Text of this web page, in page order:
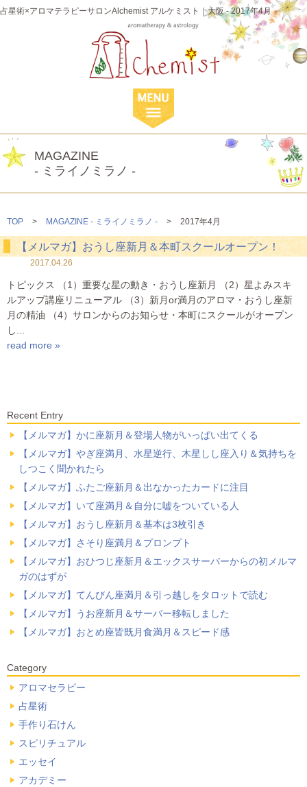
占星術×アロマテラピーサロンAlchemist アルケミスト｜大阪 - 2017年4月
MAGAZINE
- ミライノミラノ -
TOP > MAGAZINE - ミライノミラノ - > 2017年4月
【メルマガ】おうし座新月＆本町スクールオープン！
2017.04.26
トピックス （1）重要な星の動き・おうし座新月 （2）星よみスキ
ルアップ講座リニューアル （3）新月or満月のアロマ・おうし座新
月の精油 （4）サロンからのお知らせ・本町にスクールがオープン
し...
read more »
Recent Entry
【メルマガ】かに座新月＆登場人物がいっぱい出てくる
【メルマガ】やぎ座満月、水星逆行、木星しし座入り＆気持ちを
しつこく聞かれたら
【メルマガ】ふたご座新月＆出なかったカードに注目
【メルマガ】いて座満月＆自分に嘘をついている人
【メルマガ】おうし座新月＆基本は3枚引き
【メルマガ】さそり座満月＆プロンプト
【メルマガ】おひつじ座新月＆エックスサーバーからの初メルマ
ガのはずが
【メルマガ】てんびん座満月＆引っ越しをタロットで読む
【メルマガ】うお座新月＆サーバー移転しました
【メルマガ】おとめ座皆既月食満月＆スピード感
Category
アロマセラピー
占星術
手作り石けん
スピリチュアル
エッセイ
アカデミー